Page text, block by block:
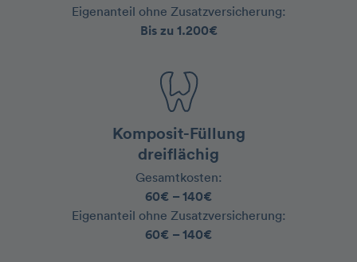
‍Eigenanteil ohne Zusatzversicherung:
Bis zu 1.200€
Komposit-Füllung
dreiflächig
Gesamtkosten:
60€ – 140€
‍Eigenanteil ohne Zusatzversicherung:
60€ – 140€